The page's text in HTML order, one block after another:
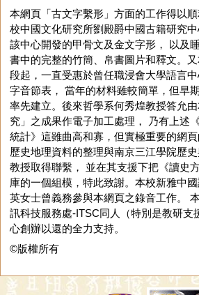
本網頁「古文字繫形」方面的工作得以
校中國文化研究所劉殿爵中國古籍研究
該中心開發的甲骨文及金文字形， 以及
書中的完整的竹簡、帛書圖片和釋文。
段起，一直受惠於曾任職浸會大學語言
字音節表， 當年的材料雖較簡單，但早
率先建立。後來哲學系何秀煌教授答允
究」之成果作電子加工處理， 乃有上述
統計》這雖曲高和寡，但實極重要的網
歷史地理資料的整理與南京三江學院歷
教授取得聯繫， 並在其支援下把《讀史
庫的一個組模，特此致謝。本校新雅中
英女士曾義務參與本網頁之錄音工作。
訊科技服務處-ITSC同人（特別是教研支
心創辦以還的全力支持。
©版權所有